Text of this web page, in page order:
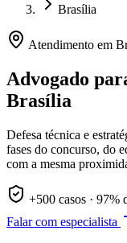
Brasília
Atendimento em
Advogado
Brasília
Defesa técnica e
fases do concurso, do
com a mesma
+500 casos · 97%
Falar com especialista